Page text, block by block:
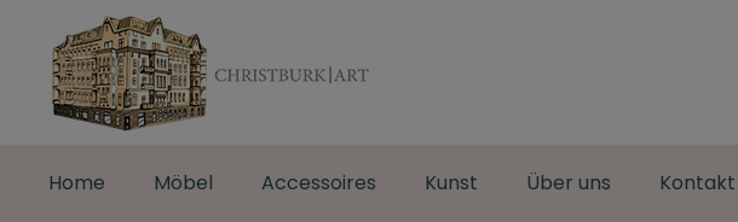
Home Möbel Accessoires Kunst Über uns Kontakt